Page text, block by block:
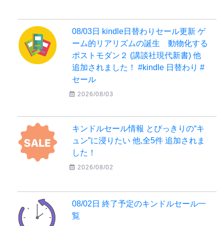
08/03日 kindle日替わりセール更新 ゲ
ーム的リアリズムの誕生 動物化する
ポストモダン２ (講談社現代新書) 他
追加されました！ #kindle 日替わり #
セール
2026/08/03
キンドルセール情報 とびっきりの“キ
ュン”に浸りたい 他,全5件 追加されま
した！
2026/08/02
08/02日 終了予定のキンドルセール一
覧